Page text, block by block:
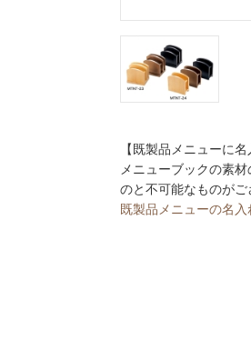
【既製品メニューに
メニューブックの素
のと不可能なものがご
既製品メニューの名入